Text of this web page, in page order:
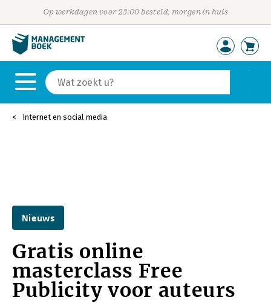
Op werkdagen voor 23:00 besteld, morgen in huis
Internet en social media
Nieuws
Gratis online
masterclass Free
Publicity voor auteurs